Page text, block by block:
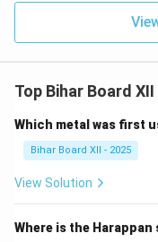
Top Bihar Board
Which metal was first
Bihar Board XII - 2025
View Solution
Where is the